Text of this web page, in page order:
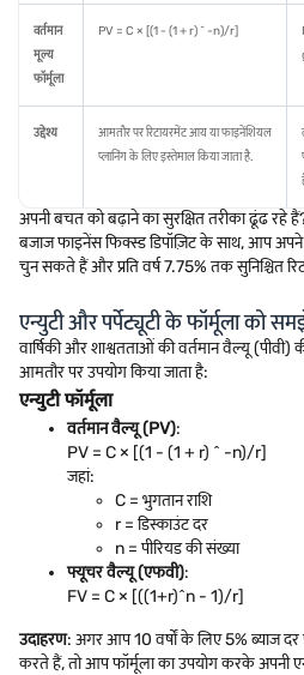
वर्तमान
मूल्य
फॉर्मूला
PV = C × [(1 - (1 + r) ^ -n)/r]
उद्देश्य
आमतौर पर रिटायरमेंट आय या फाइनेंशियल
प्लानिंग के लिए इस्तेमाल किया जाता है.
अपनी बचत को बढ़ाने का सुरक्षित तरीका ढूंढ रहे
बजाज फाइनेंस फिक्स्ड डिपॉज़िट के साथ, आप
चुन सकते हैं और प्रति वर्ष 7.75% तक सुनिश्चित
एन्युटी और पर्पेट्यूटी के फॉर्मूला को
वार्षिकी और शाश्वतताओं की वर्तमान वैल्यू
आमतौर पर उपयोग किया जाता है:
एन्युटी फॉर्मूला
वर्तमान वैल्यू (PV):
PV = C × [(1 - (1 + r) ^ -n)/r]
जहां:
C = भुगतान राशि
r = डिस्काउंट दर
n = पीरियड की संख्या
फ्यूचर वैल्यू (एफवी):
FV = C × [((1+r)^n - 1)/r]
उदाहरण: अगर आप 10 वर्षों के लिए 5% ब्याज
करते हैं, तो आप फॉर्मूला का उपयोग करके अपनी